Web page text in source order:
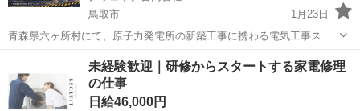
鳥取市
1月23日
青森県六ヶ所村にて、原子力発電所の新築工事に携わる電気工事スタ
ッフ・協力会社様を募集しております。 長期案件（約2年）となり、
安定して稼働いただける環境です。 チームでの応募も大歓迎です！ ⚠️
今回未経験者は募集し...
その他 電気工事士
未経験歓迎｜研修からスタートする家電修理
の仕事
日給46,000円